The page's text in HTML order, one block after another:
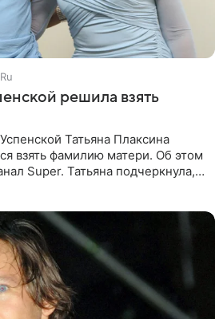
решила взять
Татьяна Плаксина
взять фамилию матери. Об этом
Super. Татьяна подчеркнула,